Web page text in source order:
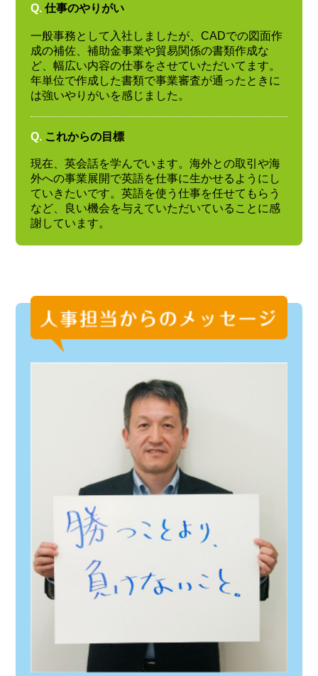
Q. 仕事のやりがい
一般事務として入社しましたが、CADでの図面作
成の補佐、補助金事業や貿易関係の書類作成な
ど、幅広い内容の仕事をさせていただいてます。
年単位で作成した書類で事業審査が通ったときに
は強いやりがいを感じました。
Q. これからの目標
現在、英会話を学んでいます。海外との取引や海
外への事業展開で英語を仕事に生かせるようにし
ていきたいです。英語を使う仕事を任せてもらう
など、良い機会を与えていただいていることに感
謝しています。